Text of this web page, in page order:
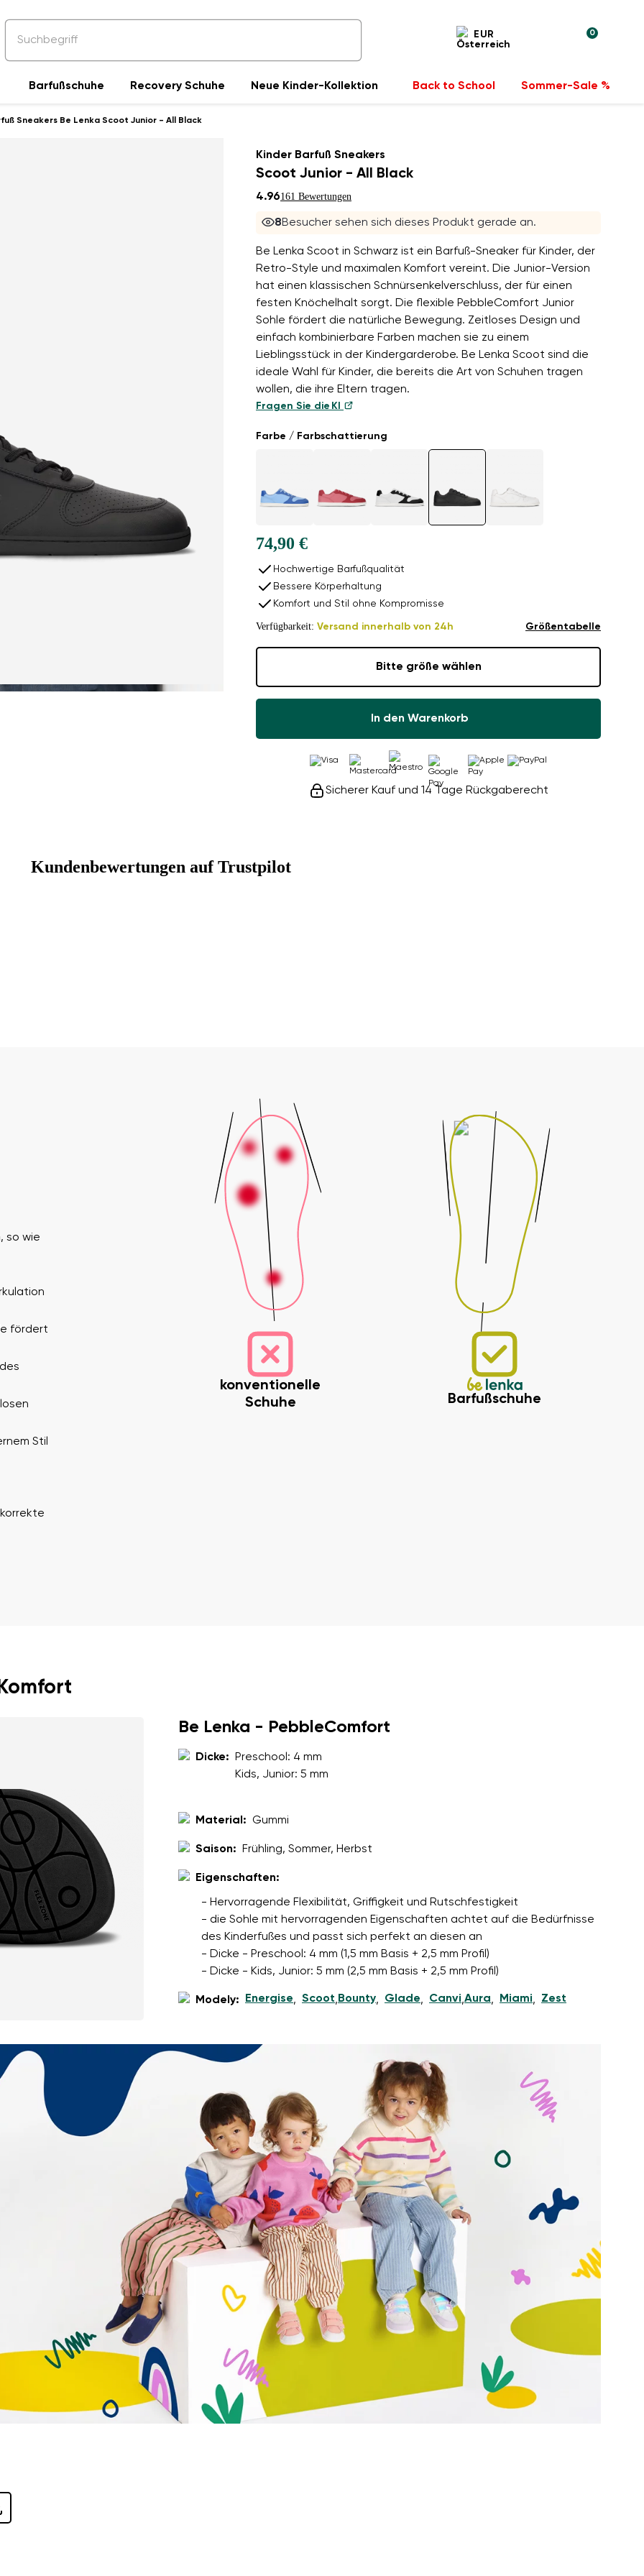
EUR 0
Barfußschuhe Recovery Schuhe Neue Kinder-Kollektion Back to School Sommer-Sale %
Sneakers Be Lenka Scoot Junior - All Black
Kinder Barfuß Sneakers
Scoot Junior - All Black
4.96161 Bewertungen
9Besucher sehen sich dieses Produkt gerade an.
Be Lenka Scoot in Schwarz ist ein Barfuß-Sneaker für Kinder, der
Retro-Style und maximalen Komfort vereint. Die Junior-Version
hat einen klassischen Schnürsenkelverschluss, der für einen
festen Knöchelhalt sorgt. Die flexible PebbleComfort Junior
Sohle fördert die natürliche Bewegung. Zeitloses Design und
einfach kombinierbare Farben machen sie zu einem
Lieblingsstück in der Kindergarderobe. Be Lenka Scoot sind die
ideale Wahl für Kinder, die bereits die Art von Schuhen tragen
wollen, die ihre Eltern tragen.
Fragen Sie die KI
Farbe / Farbschattierung
74,90 €
Hochwertige Barfußqualität
Bessere Körperhaltung
Komfort und Stil ohne Kompromisse
Verfügbarkeit: Versand innerhalb von 24h Größentabelle
Bitte größe wählen
In den Warenkorb
Sicherer Kauf und 14 Tage Rückgaberecht
Kundenbewertungen auf Trustpilot
so wie
fördert
Stil
konventionelle
Schuhe
Barfußschuhe
Be Lenka - PebbleComfort
Dicke:
Preschool: 4 mm
Kids, Junior: 5 mm
Material: Gummi
Saison: Frühling, Sommer, Herbst
Eigenschaften:
- Hervorragende Flexibilität, Griffigkeit und Rutschfestigkeit
- die Sohle mit hervorragenden Eigenschaften achtet auf die Bedürfnisse
des Kinderfußes und passt sich perfekt an diesen an
- Dicke - Preschool: 4 mm (1,5 mm Basis + 2,5 mm Profil)
- Dicke - Kids, Junior: 5 mm (2,5 mm Basis + 2,5 mm Profil)
Modely: Energise, Scoot, Bounty, Glade, Canvi,Aura, Miami, Zest
der eingegebenen personenbezogenen Daten im Sinne vondieser Bedingungen